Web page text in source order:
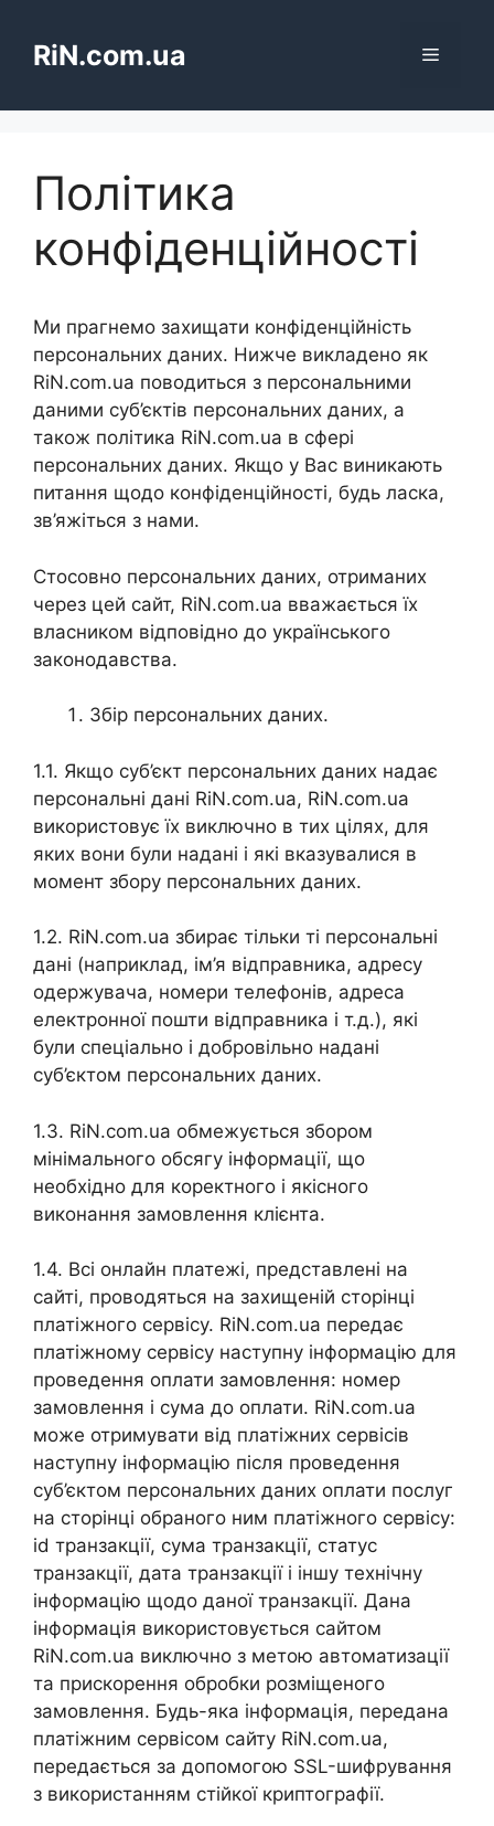
вмістуRiN.com.ua Меню
Політика
конфіденційності
Ми прагнемо захищати конфіденційність
персональних даних. Нижче викладено як
RiN.com.ua поводиться з персональними
даними суб’єктів персональних даних, а
також політика RiN.com.ua в сфері
персональних даних. Якщо у Вас виникають
питання щодо конфіденційності, будь ласка,
зв’яжіться з нами.
Стосовно персональних даних, отриманих
через цей сайт, RiN.com.ua вважається їх
власником відповідно до українського
законодавства.
Збір персональних даних.
1.1. Якщо суб’єкт персональних даних надає
персональні дані RiN.com.ua, RiN.com.ua
використовує їх виключно в тих цілях, для
яких вони були надані і які вказувалися в
момент збору персональних даних.
1.2. RiN.com.ua збирає тільки ті персональні
дані (наприклад, ім’я відправника, адресу
одержувача, номери телефонів, адреса
електронної пошти відправника і т.д.), які
були спеціально і добровільно надані
суб’єктом персональних даних.
1.3. RiN.com.ua обмежується збором
мінімального обсягу інформації, що
необхідно для коректного і якісного
виконання замовлення клієнта.
1.4. Всі онлайн платежі, представлені на
сайті, проводяться на захищеній сторінці
платіжного сервісу. RiN.com.ua передає
платіжному сервісу наступну інформацію для
проведення оплати замовлення: номер
замовлення і сума до оплати. RiN.com.ua
може отримувати від платіжних сервісів
наступну інформацію після проведення
суб’єктом персональних даних оплати послуг
на сторінці обраного ним платіжного сервісу:
id транзакції, сума транзакції, статус
транзакції, дата транзакції і іншу технічну
інформацію щодо даної транзакції. Дана
інформація використовується сайтом
RiN.com.ua виключно з метою автоматизації
та прискорення обробки розміщеного
замовлення. Будь-яка інформація, передана
платіжним сервісом сайту RiN.com.ua,
передається за допомогою SSL-шифрування
з використанням стійкої криптографії.